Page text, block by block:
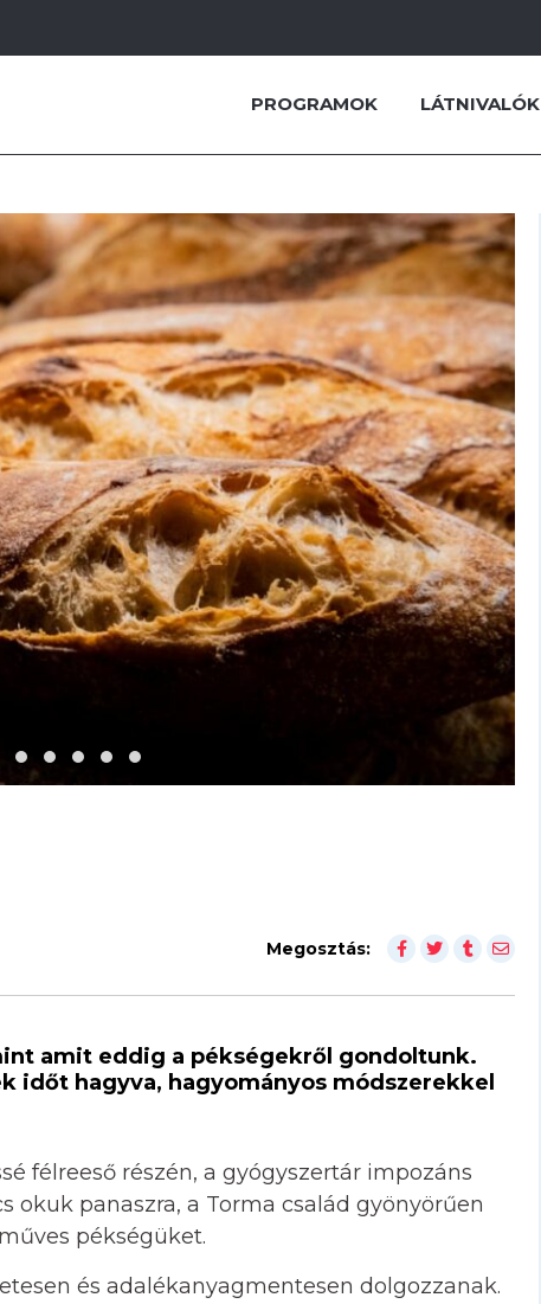
PROGRAMOK LÁTNIVALÓK
Megosztás:
amit eddig a pékségekről gondoltunk.
időt hagyva, hagyományos módszerekkel
félreeső részén, a gyógyszertár impozáns
panaszra, a Torma család gyönyörűen
pékségüket.
és adalékanyagmentesen dolgozzanak.